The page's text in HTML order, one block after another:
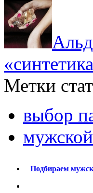
Метки
выбор
Подбираем